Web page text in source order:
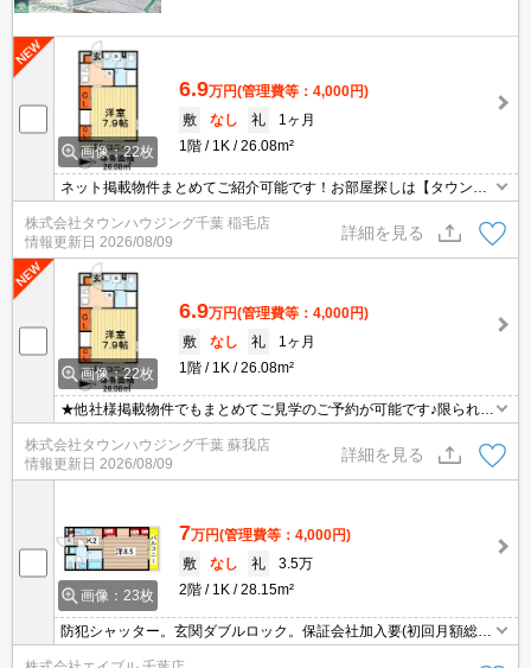
画像：22枚
6.9万円(管理費等：4,000円)
敷
なし 礼
1ヶ月
1階
1K 26.08m²
ネット掲載物件まとめてご紹介可能です！お部屋探しは【タウンハ
ウジング】にお任せください！※オンライン内見・現地待ち合わせ
は事前にご相談ください。
株式会社タウンハウジング千葉 稲毛店
情報更新日 2026/08/09
詳細を見る
画像：22枚
6.9万円(管理費等：4,000円)
敷
なし 礼
1ヶ月
1階
1K 26.08m²
★他社様掲載物件でもまとめてご見学のご予約が可能です♪限られた
お時間の中で効率よくお部屋探しができるようにお手伝いさせてい
ただきます！お気軽にお問合せ下さい♪
株式会社タウンハウジング千葉 蘇我店
情報更新日 2026/08/09
詳細を見る
画像：23枚
7万円(管理費等：4,000円)
敷
なし 礼
3.5万
2階
1K 28.15m²
防犯シャッター。玄関ダブルロック。保証会社加入要(初回月額総額
100%、月次月額総額1.1%)。システムキッチン。ローソンへ650